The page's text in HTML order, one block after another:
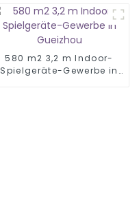
580 m2 3,2 m Indoor-
Spielgeräte-Gewerbe in